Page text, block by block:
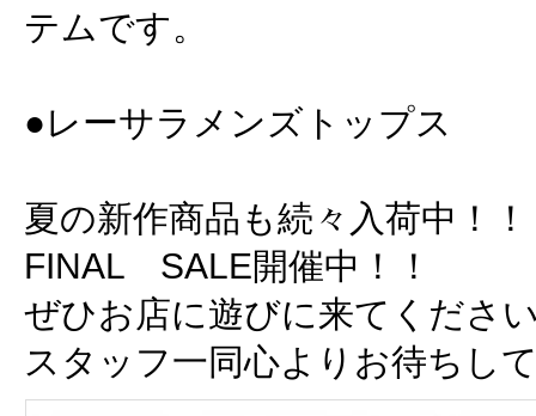
テムです。
●レーサラメンズトップス
夏の新作商品も続々入荷中！！
FINAL SALE開催中！！
ぜひお店に遊びに来てくださ
スタッフ一同心よりお待ちし